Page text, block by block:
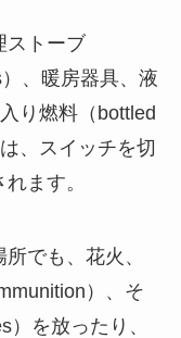
ストーブ
、暖房器具、液
り燃料（bottled
、スイッチを切
ます。
でも、花火、
）、そ
を放ったり、